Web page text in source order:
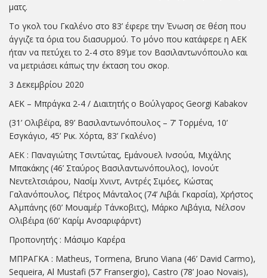
ματς.
Το γκολ του Γκαλένο στο 83’ έφερε την Ένωση σε θέση που
άγγιζε τα όρια του διασυρμού. Το μόνο που κατάφερε η ΑΕΚ
ήταν να πετύχει το 2-4 στο 89’με τον Βασιλαντωνόπουλο και
να μετριάσει κάπως την έκταση του σκορ.
3 Δεκεμβρίου 2020
ΑΕΚ – Μπράγκα 2-4 / Διαιτητής ο Βούλγαρος Georgi Kabakov
(31’ Ολιβέϊρα, 89’ Βασιλαντωνόπουλος – 7’ Τορμένα, 10’
Εσγκάγιο, 45’ Ρικ. Χόρτα, 83’ Γκαλένο)
ΑΕΚ : Παναγιώτης Τσιντώτας, Εμάνουελ Ινσούα, Μιχάλης
Μπακάκης (46’ Σταύρος Βασιλαντωνόπουλος), Ιονούτ
Νεντελτσιάρου, Νασίμ Χνιντ, Αντρές Σιμόες, Κώστας
Γαλανόπουλος, Πέτρος Μάνταλος (74’ Λιβάι Γκαρσία), Χρήστος
Αλμπάνης (60’ Μουαμέρ Τάνκοβιτς), Μάρκο Λιβάγια, Νέλσον
Ολιβέιρα (60’ Καρίμ Ανσαριφάρντ)
Προπονητής : Μάσιμο Καρέρα
ΜΠΡΑΓΚΑ : Matheus, Tormena, Bruno Viana (46’ David Carmo),
Sequeira, Al Mustafi (57’ Fransergio), Castro (78’ Joao Novais),